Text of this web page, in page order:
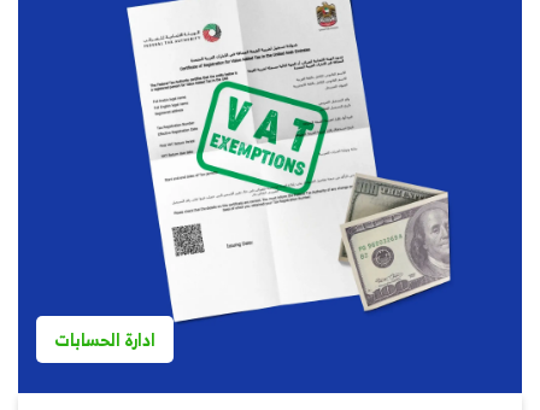
ادارة الحسابات